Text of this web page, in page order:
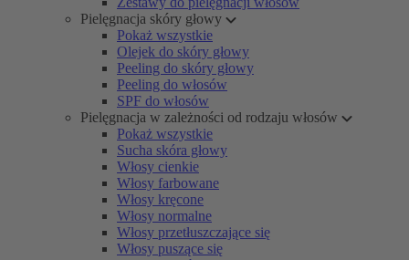
Pielęgnacja skóry głowy
Pokaż wszystkie
Olejek do skóry głowy
Peeling do skóry głowy
Peeling do włosów
SPF do włosów
Pielęgnacja w zależności od rodzaju włosów
Pokaż wszystkie
Sucha skóra głowy
Włosy cienkie
Włosy farbowane
Włosy kręcone
Włosy normalne
Włosy przetłuszczające się
Włosy puszące się